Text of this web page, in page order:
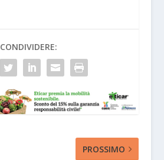
CONDIVIDERE:
PROSSIMO